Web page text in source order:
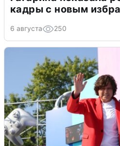
кадры с новым
6 августа 250